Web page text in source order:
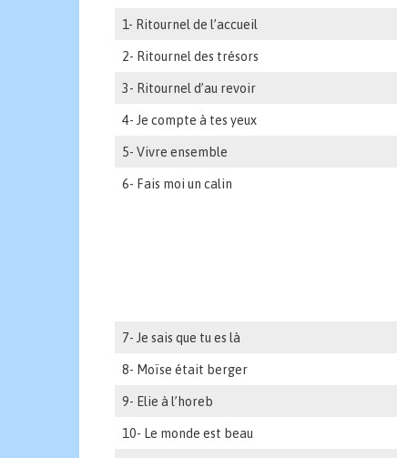
1- Ritournel de l’accueil
2- Ritournel des trésors
3- Ritournel d’au revoir
4- Je compte à tes yeux
5- Vivre ensemble
6- Fais moi un calin
7- Je sais que tu es là
8- Moïse était berger
9- Elie à l’horeb
10- Le monde est beau